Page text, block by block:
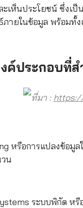
เห็นประโยชน์ ซึ่งเ
ายในข้อมูล พร้อมทั้
งค์ประกอบที่
ที่มา :
หรือการแปลงข้อ
น
ระบบพิกัด ห